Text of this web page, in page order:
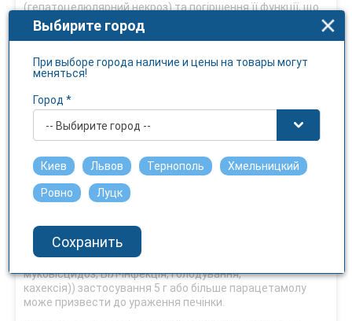
(гепатоцелюлярний некроз) та погіршення її функції, що
може прогресувати до печінкової енцефалопатії,
печінкової коми, набряку мозку та мати летальний
печінки можуть з’явитися через 12–48 годин після
передозування. Можуть виникати порушення
ацидоз (включаючи лактоацидоз), підвищення
активності печінкових трансаміназ, підвищення рівня
білірубіну та збільшення протромбінового індексу,
розвинутися після застосування понад 150 мг/кг маси
тіла, у дорослих – після застосування 10 г парацетамолу.
У пацієнтів з факторами ризику (тривале лікування
примідоном, рифампіцином, звіробоєм або іншими
лікарськими засобами, що індукують ферменти печінки;
алкоголізм; глутатіонова кахексія (розлади травлення,
муковісцидоз, ВІЛ-інфекція, голодування,
кахексія)) застосування 5 г або більше парацетамолу
може призвести до ураження печінки.
Выбирите город
При выборе города наличие и цены на товары могут
меняться!
Город *
-- Выбирите город --
Киев Львов Тернополь Хмельницкий
Ровно Луцк
Сохранить